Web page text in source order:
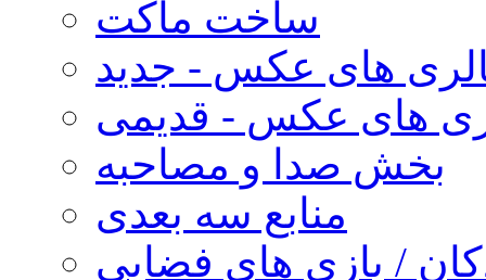
ساخت ماکت
های عکس - جدید
های عکس - قدیمی
بخش صدا و مصاحبه
منابع سه بعدی
/ بازی های فضایی